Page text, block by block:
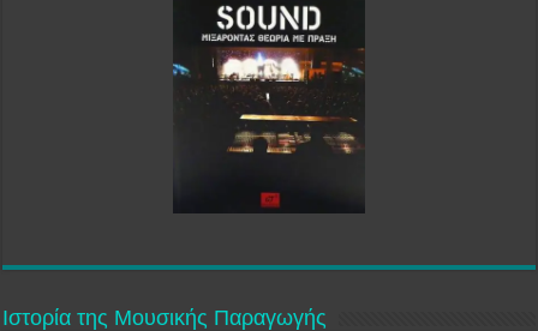
Ιστορία της Μουσικής Παραγωγής